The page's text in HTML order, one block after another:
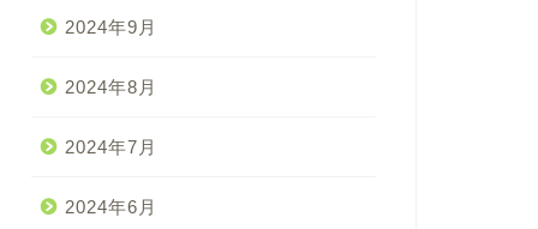
2024年9月
2024年8月
2024年7月
2024年6月